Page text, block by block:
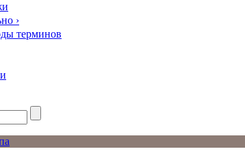
›
терминов